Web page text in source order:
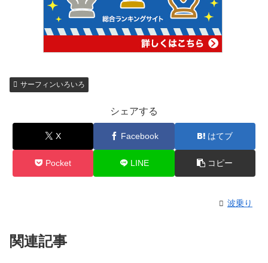
サーフィンいろいろ
シェアする
X Facebook はてブ
Pocket LINE コピー
波乗り
関連記事